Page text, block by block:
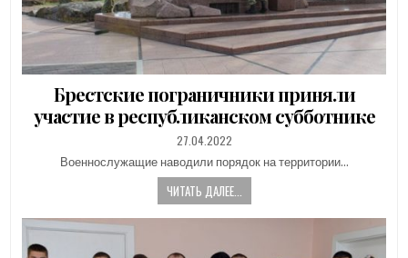
Брестские пограничники приняли
участие в республиканском субботнике
PUBLISHED
DATE:
27.04.2022
Военнослужащие наводили порядок на территории…
ЧИТАТЬ ДАЛЕЕ...